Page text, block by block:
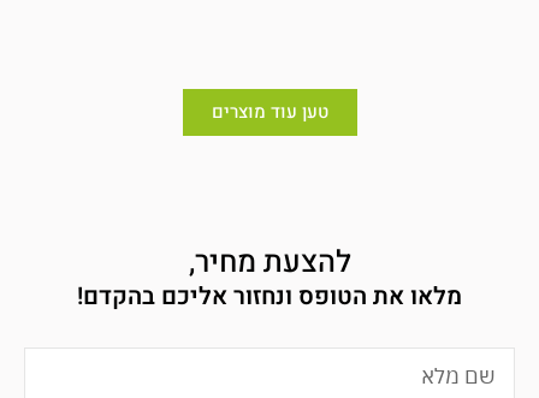
טען עוד מוצרים
להצעת מחיר,
מלאו את הטופס ונחזור אליכם בהקדם!